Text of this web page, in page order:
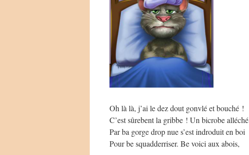
Oh là là, j’ai le dez dout gonvlé et bouché !
C’est sûrebent la gribbe ! Un bicrobe alléché
Par ba gorge drop nue s’est indroduit en boi
Pour be squadderriser. Be voici aux abois,